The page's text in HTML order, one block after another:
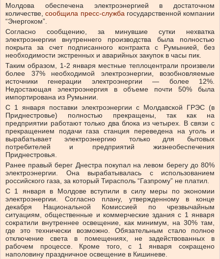
Молдова обеспечена электроэнергией в достаточном
количестве,сообщила пресс-службагосударственной компании
“Энергоком”.
Согласно сообщению, за минувшие сутки нехватка
электроэнергии внутреннего производства была полностью
покрыта за счет подписанного контракта с Румынией, без
необходимости экстренных и аварийных закупок в часы пик.
Таким образом, 1-2 января местные теплоцентрали произвели
более 37% необходимой электроэнергии, возобновляемые
источники генерации электроэнергии — более 12%.
Недостающая электроэнергия в объеме почти 50% была
импортирована из Румынии.
С 1 января поставки электроэнергии с Молдавской ГРЭС (в
Приднестровье) полностью прекращены, так как на
предприятии работают только два блока из четырех. В связи с
прекращением подачи газа станция переведена на уголь и
вырабатывает электроэнергию только для бытовых
потребителей и предприятий жизнеобеспечения
Приднестровья.
Ранее правый берег Днестра покупал на левом берегу до 80%
электроэнергии. Она вырабатывалась с использованием
российского газа, за который Тирасполь “Газпрому” не платил.
С 1 января в Молдове вступили в силу меры по экономии
электроэнергии. Согласно плану, утвержденному в конце
декабря Национальной Комиссией по чрезвычайным
ситуациям, общественные и коммерческие здания с 1 января
сократили внутреннее освещение, как минимум, на 30% там,
где это технически возможно. Обязательным стало полное
отключение света в помещениях, не задействованных в
рабочем процессе. Кроме того, с 1 января сокращено
наполовину праздничное освещение в Кишиневе.